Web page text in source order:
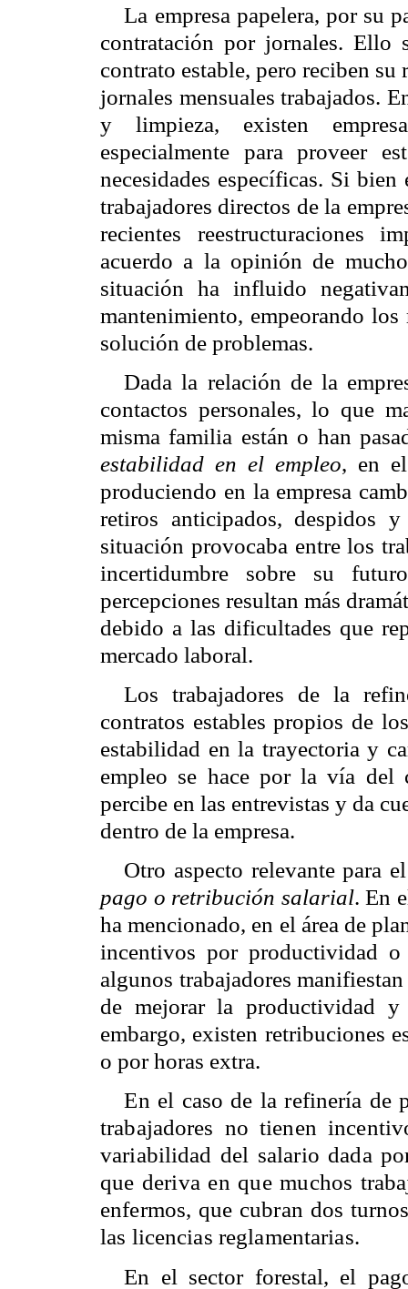
La empresa papelera, por su
contratación por jornales. Ello
contrato estable, pero reciben
jornales mensuales trabajados.
y limpieza, existen
especialmente para proveer
necesidades específicas. Si bien
trabajadores directos de la
recientes reestructuraciones
acuerdo a la opinión de
situación ha influido
mantenimiento, empeorando
solución de problemas.
Dada la relación de la
contactos personales, lo que
misma familia están o han
estabilidad en el empleo, en
produciendo en la empresa
retiros anticipados, despidos
situación provocaba entre los
incertidumbre sobre su
percepciones resultan más
debido a las dificultades que
mercado laboral.
Los trabajadores de la
contratos estables propios de
estabilidad en la trayectoria y
empleo se hace por la vía del
percibe en las entrevistas y da
dentro de la empresa.
Otro aspecto relevante para
pago o retribución salarial. En
ha mencionado, en el área de
incentivos por productividad
algunos trabajadores
de mejorar la productividad
embargo, existen retribuciones
o por horas extra.
En el caso de la refinería de
trabajadores no tienen
variabilidad del salario dada
que deriva en que muchos
enfermos, que cubran dos
las licencias reglamentarias.
En el sector forestal, el